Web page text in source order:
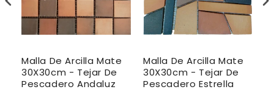
Malla De Arcilla Mate
30X30cm - Tejar De
Pescadero Andaluz
Malla De Arcilla Mate
30X30cm - Tejar De
Pescadero Estrella